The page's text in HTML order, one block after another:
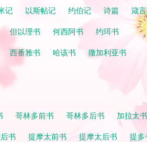
记 以斯帖记 约伯记 诗篇
箴言
但以理书 何西阿书
约珥书
西番雅书 哈该书
撒加利亚书
哥林多前书 哥林多后书
加拉太书
书 提摩太前书 提摩太后书
提多